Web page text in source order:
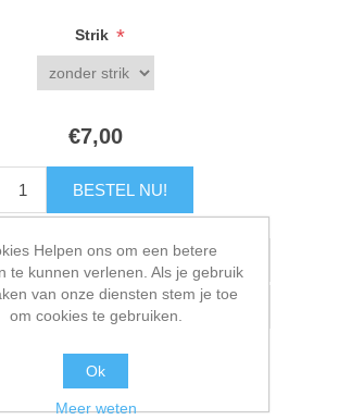
Strik *
€7,00
Helpen ons om een betere
te kunnen verlenen. Als je gebruik
van onze diensten stem je toe
om cookies te gebruiken.
Ok
Meer weten